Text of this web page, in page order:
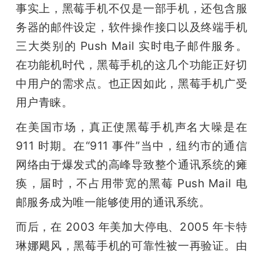
事实上，黑莓手机不仅是一部手机，还包含服
务器的邮件设定，软件操作接口以及终端手机
三大类别的 Push Mail 实时电子邮件服务。
在功能机时代，黑莓手机的这几个功能正好切
中用户的需求点。也正因如此，黑莓手机广受
用户青睐。
在美国市场，真正使黑莓手机声名大噪是在
911 时期。在“911 事件”当中，纽约市的通信
网络由于爆发式的高峰导致整个通讯系统的瘫
痪，届时，不占用带宽的黑莓 Push Mail 电
邮服务成为唯一能够使用的通讯系统。
而后，在 2003 年美加大停电、2005 年卡特
琳娜飓风，黑莓手机的可靠性被一再验证。由